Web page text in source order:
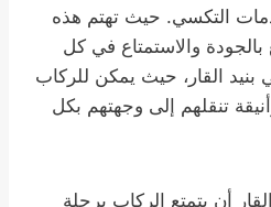
التكسي. حيث تهتم هذه
بالجودة والاستمتاع في كل
القار، حيث يمكن للركاب
تنقلهم إلى وجهتهم بكل
أن يتمتع الركاب برحلة